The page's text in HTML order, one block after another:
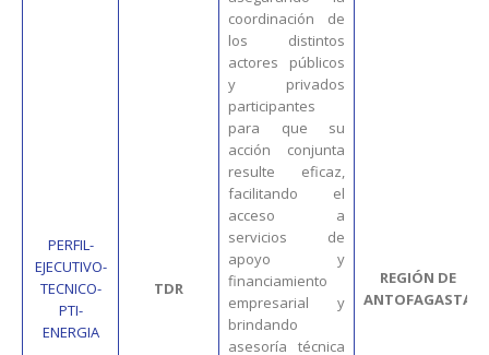
PERFIL-
EJECUTIVO-
TECNICO-
PTI-
ENERGIA
TDR
coordinación de
los distintos
actores públicos
y privados
participantes
para que su
acción conjunta
resulte eficaz,
facilitando el
acceso a
servicios de
apoyo y
financiamiento
empresarial y
brindando
asesoría técnica
REGIÓN DE
ANTOFAGASTA